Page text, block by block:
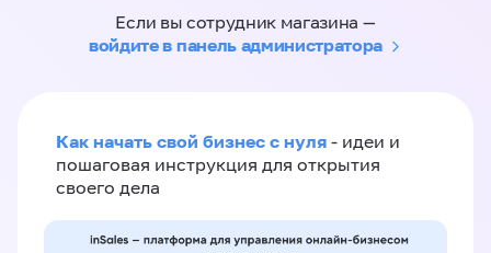
Если вы сотрудник магазина —
войдите в панель администратора
Как начать свой бизнес с нуля - идеи и
пошаговая инструкция для открытия
своего дела